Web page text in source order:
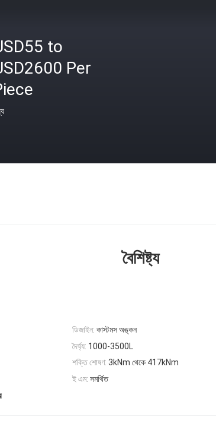
to
Per
বৈশিষ্ট্য
ডিজাইন: কাস্টমস অঙ্কন
দৈর্ঘ্য: 1000-3500L
শক্তি শোষণ: 3kNm থেকে 417kNm
ই এম: সমর্থিত